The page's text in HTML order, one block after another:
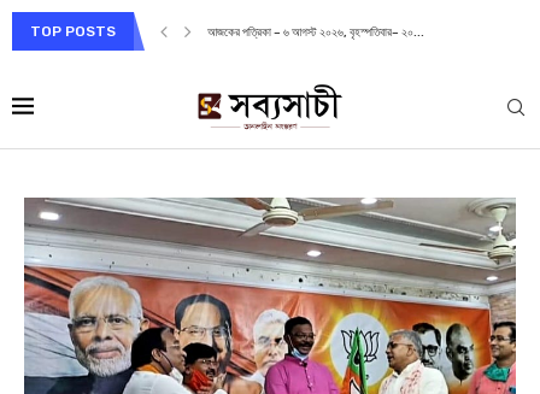
TOP POSTS আজকের পত্রিকা – ৬ আগস্ট ২০২৬, বৃহস্পতিবার– ২০...